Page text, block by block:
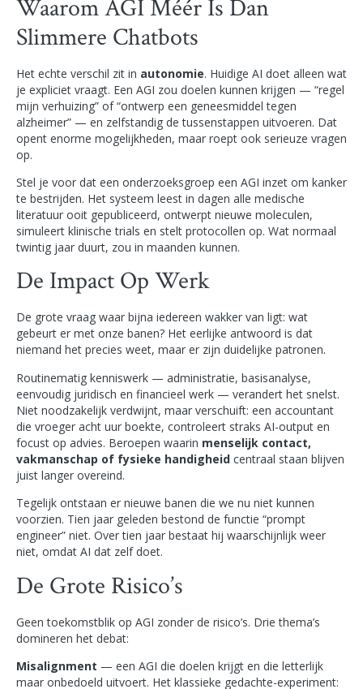
Waarom AGI Méér Is Dan
Slimmere Chatbots
Het echte verschil zit in autonomie. Huidige AI doet alleen wat
je expliciet vraagt. Een AGI zou doelen kunnen krijgen — “regel
mijn verhuizing” of “ontwerp een geneesmiddel tegen
alzheimer” — en zelfstandig de tussenstappen uitvoeren. Dat
opent enorme mogelijkheden, maar roept ook serieuze vragen
op.
Stel je voor dat een onderzoeksgroep een AGI inzet om kanker
te bestrijden. Het systeem leest in dagen alle medische
literatuur ooit gepubliceerd, ontwerpt nieuwe moleculen,
simuleert klinische trials en stelt protocollen op. Wat normaal
twintig jaar duurt, zou in maanden kunnen.
De Impact Op Werk
De grote vraag waar bijna iedereen wakker van ligt: wat
gebeurt er met onze banen? Het eerlijke antwoord is dat
niemand het precies weet, maar er zijn duidelijke patronen.
Routinematig kenniswerk — administratie, basisanalyse,
eenvoudig juridisch en financieel werk — verandert het snelst.
Niet noodzakelijk verdwijnt, maar verschuift: een accountant
die vroeger acht uur boekte, controleert straks AI-output en
focust op advies. Beroepen waarin menselijk contact,
vakmanschap of fysieke handigheid centraal staan blijven
juist langer overeind.
Tegelijk ontstaan er nieuwe banen die we nu niet kunnen
voorzien. Tien jaar geleden bestond de functie “prompt
engineer” niet. Over tien jaar bestaat hij waarschijnlijk weer
niet, omdat AI dat zelf doet.
De Grote Risico’s
Geen toekomstblik op AGI zonder de risico’s. Drie thema’s
domineren het debat:
Misalignment — een AGI die doelen krijgt en die letterlijk
maar onbedoeld uitvoert. Het klassieke gedachte-experiment: